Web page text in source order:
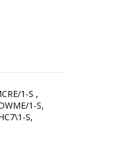
1-S ,
1-S,
S,